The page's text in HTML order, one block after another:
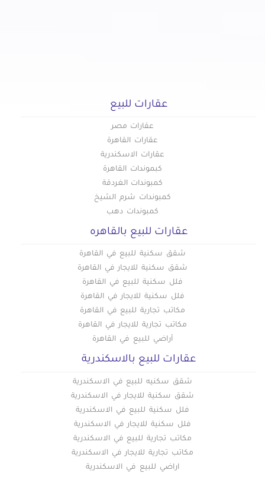
عقارات للبيع
عقارات مصر
عقارات القاهرة
عقارات الاسكندرية
كبموندات القاهرة
كمبوندات الغردقة
كمبوندات شرم الشيخ
كمبوندات دهب
عقارات للبيع بالقاهره
شقق سكنية للبيع في القاهرة
شقق سكنية للايجار في القاهرة
فلل سكنية للبيع في القاهرة
فلل سكنية للايجار في القاهرة
مكاتب تجارية للبيع في القاهرة
مكاتب تجارية للايجار في القاهرة
أراضي للبيع في القاهرة
عقارات للبيع بالاسكندرية
شقق سكنيه للبيع في الاسكندرية
شقق سكنية للايجار في الاسكندرية
فلل سكنية للبيع في الاسكندرية
فلل سكنية للايجار في الاسكندرية
مكاتب تجارية للبيع في الاسكندرية
مكاتب تجارية للايجار في الاسكندرية
اراضي للبيع في الاسكندرية